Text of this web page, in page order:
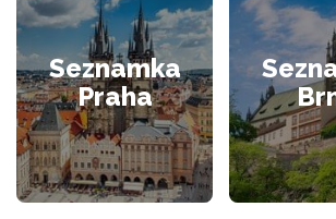
Seznamka
Praha